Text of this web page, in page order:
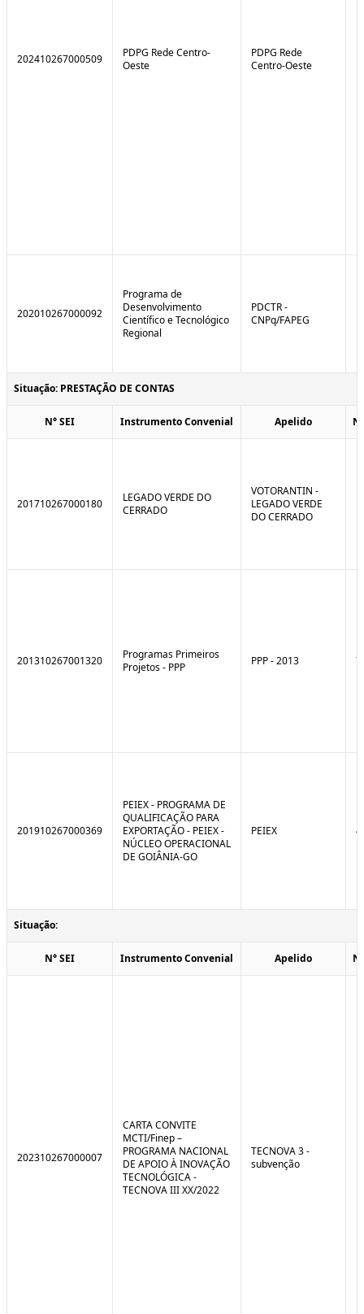
202410267000509
PDPG Rede Centro-
Oeste
PDPG Rede
Centro-Oeste
202010267000092
Programa de
Desenvolvimento
Científico e Tecnológico
Regional
PDCTR -
CNPq/FAPEG
Situação: PRESTAÇÃO DE CONTAS
N° SEI Instrumento Convenial Apelido
201710267000180
LEGADO VERDE DO
CERRADO
VOTORANTIN -
LEGADO VERDE
DO CERRADO
201310267001320
Programas Primeiros
Projetos - PPP
PPP - 2013
201910267000369
PEIEX - PROGRAMA DE
QUALIFICAÇÃO PARA
EXPORTAÇÃO - PEIEX -
NÚCLEO OPERACIONAL
DE GOIÂNIA-GO
PEIEX
Situação:
N° SEI Instrumento Convenial Apelido
202310267000007
CARTA CONVITE
MCTI/Finep –
PROGRAMA NACIONAL
DE APOIO À INOVAÇÃO
TECNOLÓGICA -
TECNOVA III XX/2022
TECNOVA 3 -
subvenção